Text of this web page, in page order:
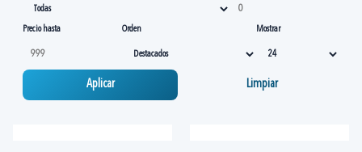
Precio hasta Orden Mostrar
Aplicar Limpiar